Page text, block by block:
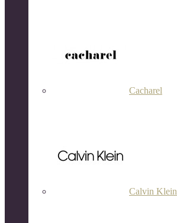
Cacharel
Calvin Klein